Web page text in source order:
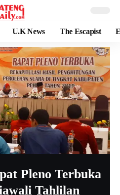
U.K News The Escapist
Pleno Terbuka
Tahlilan